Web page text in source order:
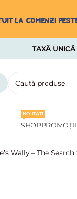
la comenzi peste
TAXĂ UNICĂ
SHOP
NOUTĂȚI
PROMOȚII
Wally – The